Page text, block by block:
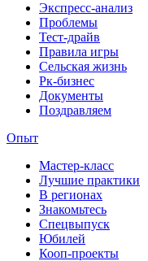
Экспресс-анализ
Проблемы
Тест-драйв
Правила игры
Сельская жизнь
Рк-бизнес
Документы
Поздравляем
Опыт
Мастер-класс
Лучшие практики
В регионах
Знакомьтесь
Спецвыпуск
Юбилей
Кооп-проекты